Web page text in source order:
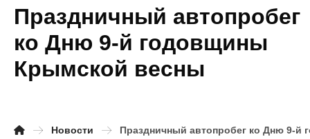
Праздничный автопробег
ко Дню 9-й годовщины
Крымской весны
Новости
Праздничный автопробег ко Дню 9-й